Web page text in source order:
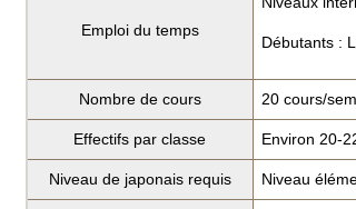
Emploi du temps
Débutants :
Nombre de cours 20 cours/
Effectifs par classe Environ 20-
Niveau de japonais requis Niveau